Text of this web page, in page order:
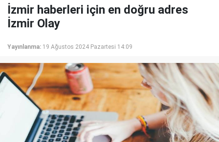
İzmir haberleri için en doğru adres
İzmir Olay
Yayınlanma: 19 Ağustos 2024 Pazartesi 14:09